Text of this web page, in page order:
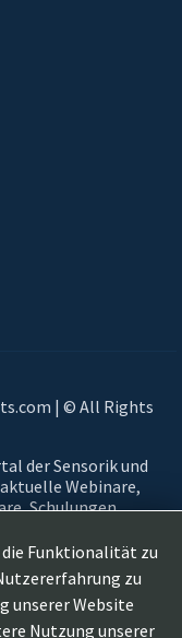
| © All Rights
der Sensorik und
Webinare,
Schulungen,
der Sensorik und
Messestände, On
Sensorik und
Workshops aus
Automatisierung,
die Funktionalität zu
zu
unserer Website
Nutzung unserer